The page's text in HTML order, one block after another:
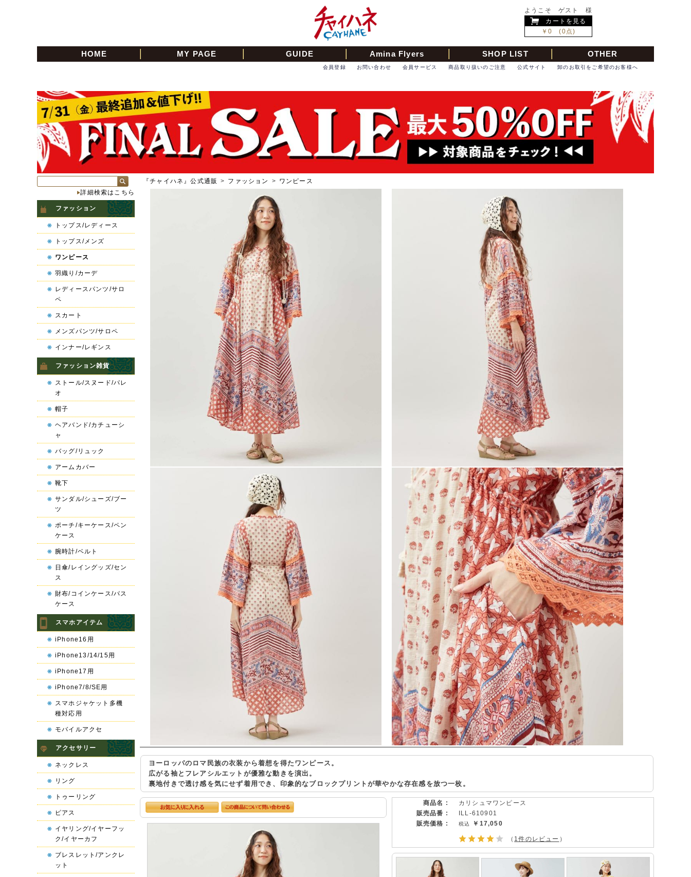
ようこそ ゲスト 様
カートを見る
￥0 (0点)
HOME MY PAGE GUIDE Amina Flyers SHOP LIST OTHER
卸のお取引をご希望のお客様へ
公式サイト
商品取り扱いのご注意
会員サービス
お問い合わせ
会員登録
『チャイハネ』公式通販 > ファッション > ワンピース
ヨーロッパのロマ民族の衣装から着想を得たワンピース。
広がる袖とフレアシルエットが優雅な動きを演出。
裏地付きで透け感を気にせず着用でき、印象的なブロックプリントが華やかな存在感を放つ一枚。
商品名 :
カリシュマワンピース
販売品番 :
ILL-610901
販売価格 :
￥17,050
（ 1件のレビュー ）
詳細検索はこちら
ファッション
トップス/レディース
トップス/メンズ
ワンピース
羽織り/カーデ
レディースパンツ/サロ
ペ
スカート
メンズパンツ/サロペ
インナー/レギンス
ファッション雑貨
ストール/スヌード/パレ
オ
帽子
ヘアバンド/カチューシ
ャ
バッグ/リュック
アームカバー
靴下
サンダル/シューズ/ブー
ツ
ポーチ/キーケース/ペン
ケース
腕時計/ベルト
日傘/レイングッズ/セン
ス
財布/コインケース/パス
ケース
スマホアイテム
iPhone16用
iPhone13/14/15用
iPhone17用
iPhone7/8/SE用
スマホジャケット多機
種対応用
モバイルアクセ
アクセサリー
ネックレス
リング
トゥーリング
ピアス
イヤリング/イヤーフッ
ク/イヤーカフ
ブレスレット/アンクレ
ット